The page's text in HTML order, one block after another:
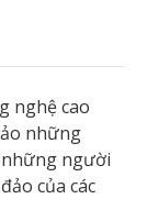
nghệ cao
những
người
của các